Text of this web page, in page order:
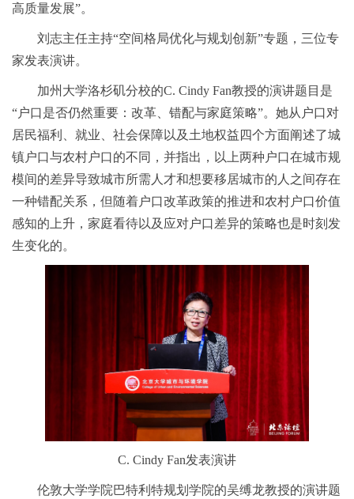
高质量发展”。
刘志主任主持“空间格局优化与规划创新”专题，三位专
家发表演讲。
加州大学洛杉矶分校的C. Cindy Fan教授的演讲题目是
“户口是否仍然重要：改革、错配与家庭策略”。她从户口对
居民福利、就业、社会保障以及土地权益四个方面阐述了城
镇户口与农村户口的不同，并指出，以上两种户口在城市规
模间的差异导致城市所需人才和想要移居城市的人之间存在
一种错配关系，但随着户口改革政策的推进和农村户口价值
感知的上升，家庭看待以及应对户口差异的策略也是时刻发
生变化的。
C. Cindy Fan发表演讲
伦敦大学学院巴特利特规划学院的吴缚龙教授的演讲题